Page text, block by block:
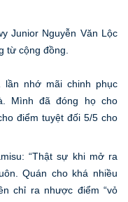
Junior Nguyễn Văn Lộc
từ cộng đồng.
lần nhớ mãi chinh phục
Mình đã đóng họ cho
điểm tuyệt đối 5/5 cho
“Thật sự khi mở ra
Quán cho khá nhiều
chỉ ra nhược điểm “vỏ